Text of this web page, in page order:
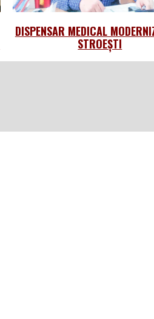
DISPENSAR MEDICAL
STROEȘTI